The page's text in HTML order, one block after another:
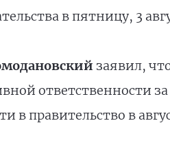
в пятницу, 3
заявил,
ответственности
в правительство в